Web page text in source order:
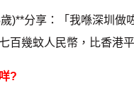
分享：「我喺深圳做
百幾蚊人民幣，比香港平
?